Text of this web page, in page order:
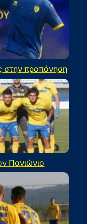
στην προπόνηση
Πανιώνιο